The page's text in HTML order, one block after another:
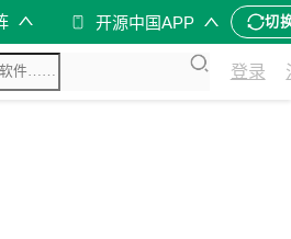
开源中国APP 切
登录